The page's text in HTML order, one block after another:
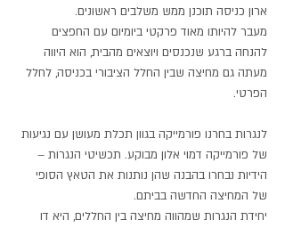
ארון כניסה תוכנן ממש משלבים ראשונים.
מעבר להיותו מאוד פרקטי ביומיום עם החפצים
להנחה ברגע שנכנסים ויוצאים מהבית, הוא היווה
מעתה גם מחיצה שבין החלל הציבורי בכניסה, לחלל
הפרטי.
לנגרות בחרנו פורמייקה בגוון תכלת מעושן עם נגיעות
של פורמייקה דמוי אלון מבוקע. תכשיטי הנגרות –
הידיות נבחרו בהבנה שהן נותנות את הטאץ הסופי
של המחיצה החדשה בביתם.
יחידת הנגרות שמהווה מחיצה בין החללים, היא דו